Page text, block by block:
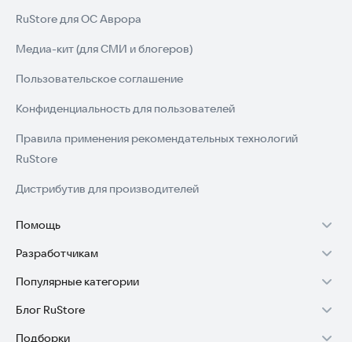
RuStore для ОС Аврора
Медиа-кит (для СМИ и блогеров)
Пользовательское соглашение
Конфиденциальность для пользователей
Правила применения рекомендательных технологий
RuStore
Дистрибутив для производителей
Помощь
Установка RuStore на TV
Установка RuStore на телефон
Установка RuStore в машину
Разработчикам
Зарабатывать с RuStore
Стать разработчиком
Популярные категории
Игры для Android
Блог RuStore
Подборки